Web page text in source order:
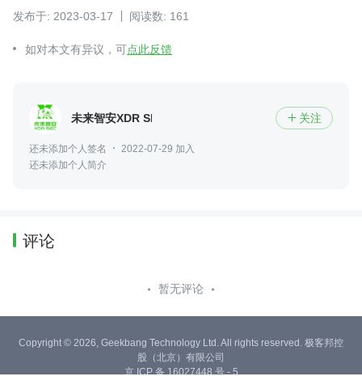
发布于: 2023-03-17 阅读数: 161
如对本文有异议，可点此反馈
未来智安XDR SEC  关注
还未添加个人签名
2022-07-29 加入
还未添加个人简介
评论
暂无评论
Copyright © 2026, Geekbang Technology Ltd. All rights reserved. 极客邦控
股（北京）有限公司
京 ICP 备 16027448 号 - 5